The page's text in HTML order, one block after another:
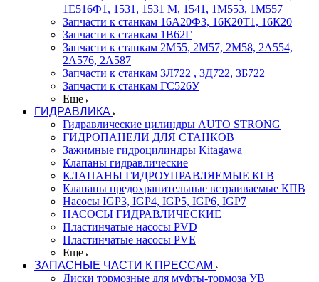
1Е516Ф1, 1531, 1531 М, 1541, 1М553, 1М557
Запчасти к станкам 16А20Ф3, 16К20Т1, 16К20
Запчасти к станкам 1В62Г
Запчасти к станкам 2М55, 2М57, 2М58, 2А554,
2А576, 2А587
Запчасти к станкам 3Л722 , 3Д722, 3Б722
Запчасти к станкам ГС526У
Еще
ГИДРАВЛИКА
Гидравлические цилиндры AUTO STRONG
ГИДРОПАНЕЛИ ДЛЯ СТАНКОВ
Зажимные гидроцилиндры Kitagawa
Клапаны гидравлические
КЛАПАНЫ ГИДРОУПРАВЛЯЕМЫЕ КГВ
Клапаны предохранительные встраиваемые КПВ
Насосы IGP3, IGP4, IGP5, IGP6, IGP7
НАСОСЫ ГИДРАВЛИЧЕСКИЕ
Пластинчатые насосы PVD
Пластинчатые насосы PVE
Еще
ЗАПАСНЫЕ ЧАСТИ К ПРЕССАМ
Диски тормозные для муфты-тормоза УВ